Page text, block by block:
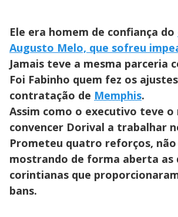
Ele era homem de confiança do
Augusto Melo, que sofreu
Jamais teve a mesma parceria
Foi Fabinho quem fez os
contratação de Memphis.
Assim como o executivo teve
convencer Dorival a trabalhar
Prometeu quatro reforços,
mostrando de forma aberta as
corintianas que
bans.